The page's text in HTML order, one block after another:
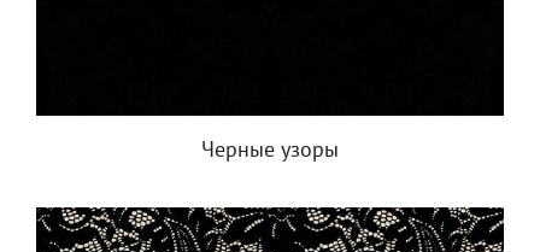
Черные узоры